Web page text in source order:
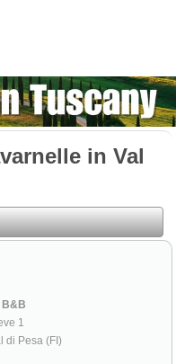
in Val
B&B
1
di Pesa (FI)